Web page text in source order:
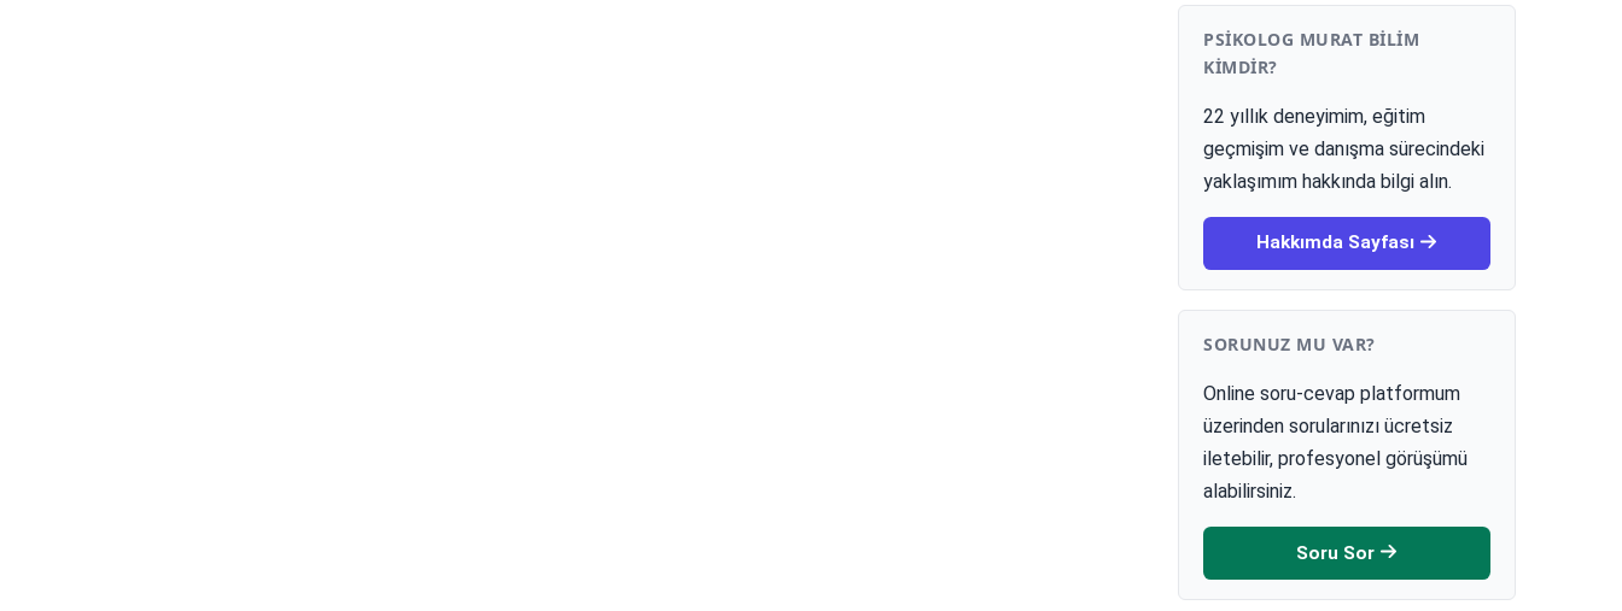
PSIKOLOG MURAT BILIM
KIMDIR?
22 yıllık deneyimim, eğitim
geçmişim ve danışma sürecindeki
yaklaşımım hakkında bilgi alın.
Hakkımda Sayfası
SORUNUZ MU VAR?
Online soru-cevap platformum
üzerinden sorularınızı ücretsiz
iletebilir, profesyonel görüşümü
alabilirsiniz.
Soru Sor